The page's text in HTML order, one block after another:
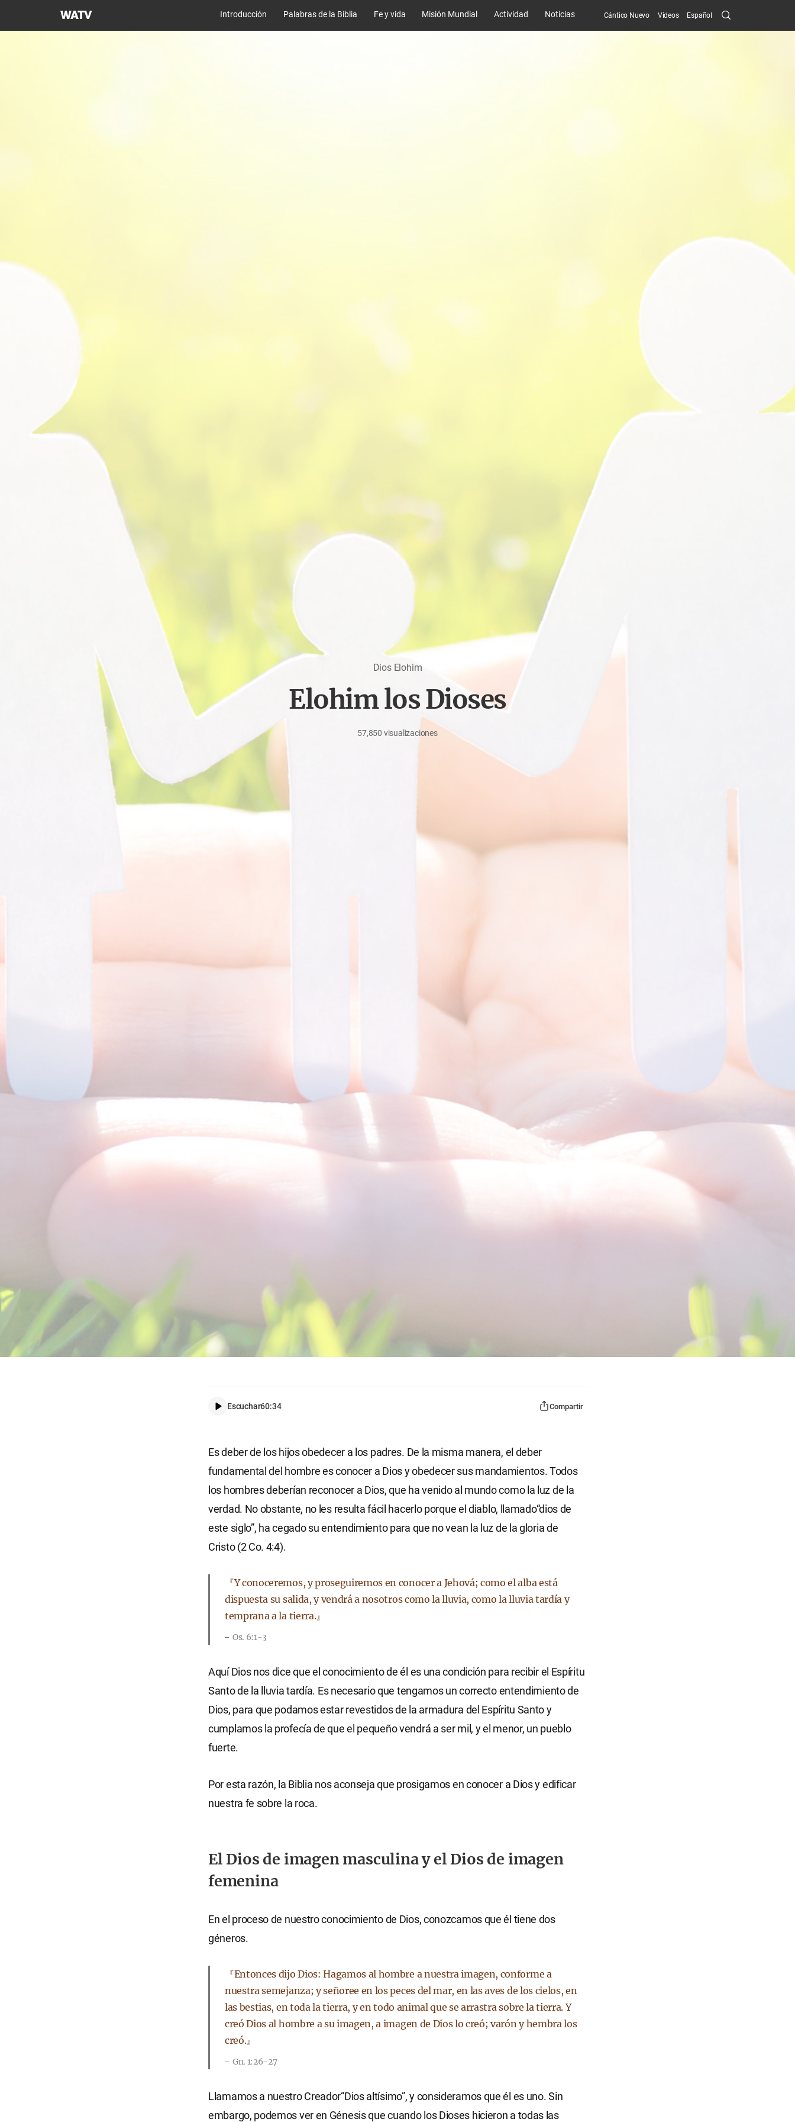
Iglesia
Introducción Palabras de la Biblia Fe y vida Misión Mundial Actividad Noticias Cántico Nuevo Videos Español Search
Submit
Dios Elohim
Elohim los Dioses
mayo
57,850 visualizaciones
Escuchar60:34 Compartir
Es deber de los hijos obedecer a los padres. De la misma manera, el deber
fundamental del hombre es conocer a Dios y obedecer sus mandamientos. Todos
los hombres deberían reconocer a Dios, que ha venido al mundo como la luz de la
verdad. No obstante, no les resulta fácil hacerlo porque el diablo, llamado“dios de
este siglo”, ha cegado su entendimiento para que no vean la luz de la gloria de
Cristo (2 Co. 4:4).
『Y conoceremos, y proseguiremos en conocer a Jehová; como el alba está
dispuesta su salida, y vendrá a nosotros como la lluvia, como la lluvia tardía y
temprana a la tierra.』
Os. 6:1-3
Aquí Dios nos dice que el conocimiento de él es una condición para recibir el Espíritu
Santo de la lluvia tardía. Es necesario que tengamos un correcto entendimiento de
Dios, para que podamos estar revestidos de la armadura del Espíritu Santo y
cumplamos la profecía de que el pequeño vendrá a ser mil, y el menor, un pueblo
fuerte.
Por esta razón, la Biblia nos aconseja que prosigamos en conocer a Dios y edificar
nuestra fe sobre la roca.
El Dios de imagen masculina y el Dios de imagen
femenina
En el proceso de nuestro conocimiento de Dios, conozcamos que él tiene dos
géneros.
『Entonces dijo Dios: Hagamos al hombre a nuestra imagen, conforme a
nuestra semejanza; y señoree en los peces del mar, en las aves de los cielos, en
las bestias, en toda la tierra, y en todo animal que se arrastra sobre la tierra. Y
creó Dios al hombre a su imagen, a imagen de Dios lo creó; varón y hembra los
creó.』
Gn. 1:26-27
Llamamos a nuestro Creador“Dios altísimo”, y consideramos que él es uno. Sin
embargo, podemos ver en Génesis que cuando los Dioses hicieron a todas las